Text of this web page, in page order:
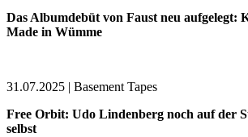
Das Albumdebüt von Faust neu aufgelegt:
Made in Wümme
31.07.2025 | Basement Tapes
Free Orbit: Udo Lindenberg noch auf der
selbst